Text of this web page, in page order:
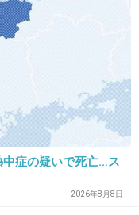
-6
症の疑いで死亡…ス
2026年8月8日